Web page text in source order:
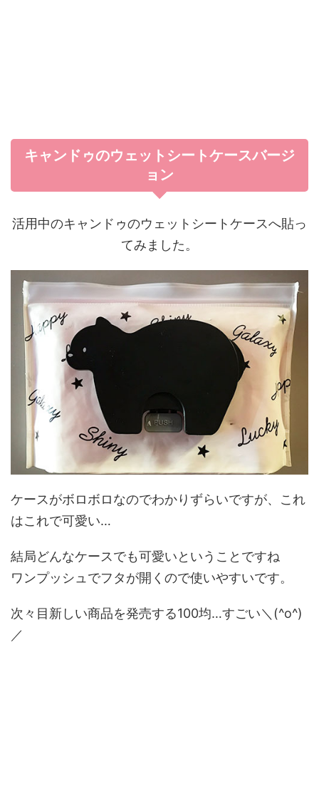
キャンドゥのウェットシートケースバージ
ョン
活用中のキャンドゥのウェットシートケースへ貼っ
てみました。
ケースがボロボロなのでわかりずらいですが、これ
はこれで可愛い…
結局どんなケースでも可愛いということですね
ワンプッシュでフタが開くので使いやすいです。
次々目新しい商品を発売する100均…すごい＼(^o^)
／